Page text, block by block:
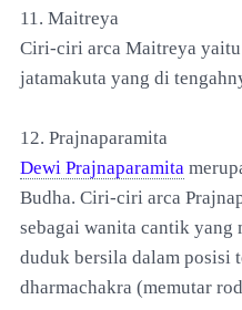
11. Maitreya
Ciri-ciri arca Maitreya yaitu
jatamakuta yang di
12. Prajnaparamita
Dewi Prajnaparamita
Budha. Ciri-ciri arca
sebagai wanita cantik yang
duduk bersila dalam posisi
dharmachakra (memutar